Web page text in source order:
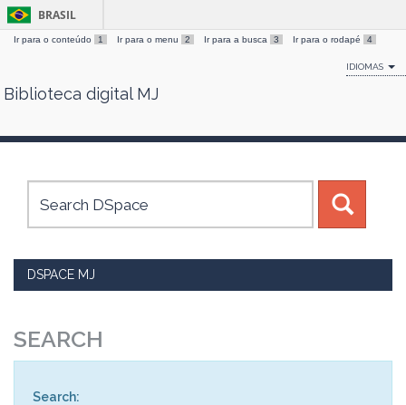
Skip
BRASIL
Ir para o conteúdo 1 Ir para o menu 2 Ir para a busca 3 Ir para o rodapé 4
IDIOMAS
Biblioteca digital MJ
DSPACE MJ
SEARCH
Search: